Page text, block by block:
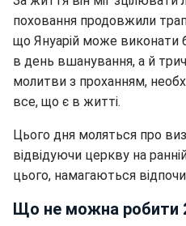
поховання продовжили
що Януарій може виконати
в день вшанування, а й
молитви з проханням,
все, що є в житті.
Цього дня моляться про
відвідуючи церкву на ранній
цього, намагаються
Що не можна робити